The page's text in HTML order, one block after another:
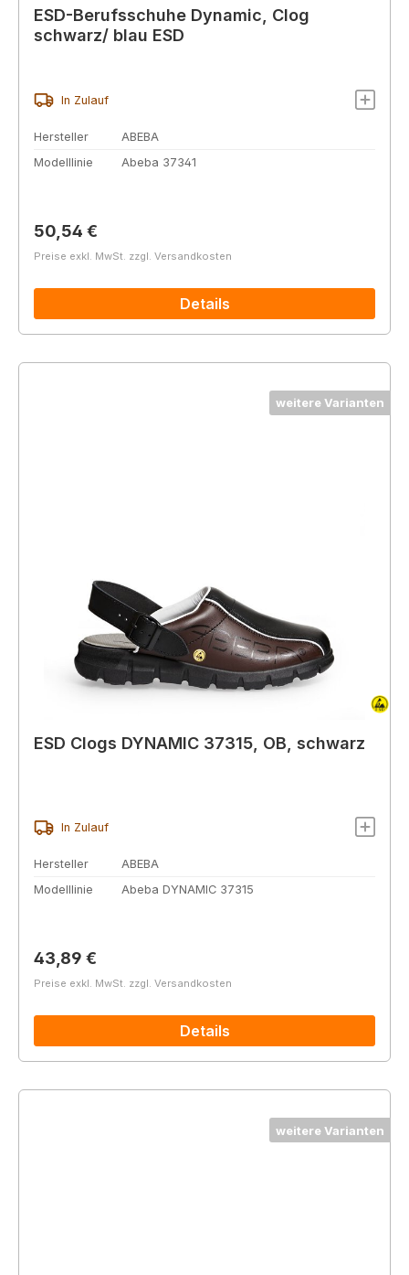
ESD-Berufsschuhe Dynamic, Clog
schwarz/ blau ESD
In Zulauf
Hersteller
ABEBA
Modelllinie
Abeba 37341
Regulärer Preis:
50,54 €
Preise exkl. MwSt. zzgl. Versandkosten
Details
weitere Varianten
ESD Clogs DYNAMIC 37315, OB, schwarz
In Zulauf
Hersteller
ABEBA
Modelllinie
Abeba DYNAMIC 37315
Regulärer Preis:
43,89 €
Preise exkl. MwSt. zzgl. Versandkosten
Details
weitere Varianten